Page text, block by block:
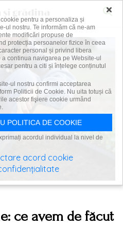
ce avem de făcut
×
pentru a personaliza și
ul nostru. Te informăm că ne-am
modificări propuse de
protecția persoanelor fizice în ceea
personal și privind libera
continua navigarea pe Website-ul
pentru a citi și înțelege conținutul
ul nostru confirmi acceptarea
Politicii de Cookie. Nu uita totuși că
acestor fişiere cookie urmând
POLITICA DE COOKIE
acordul individual la nivel de
acord cookie